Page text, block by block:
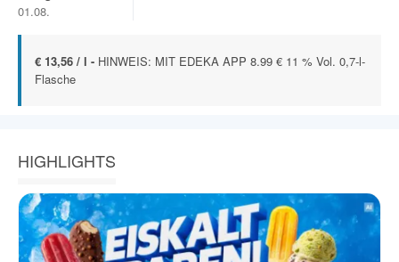
01.08.
€ 13,56 / l - HINWEIS: MIT EDEKA APP 8.99 € 11 % Vol. 0,7-l-
Flasche
HIGHLIGHTS